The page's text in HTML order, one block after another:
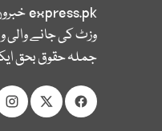
express.pk
وزٹ کی جانے
جملہ حقوق بحق